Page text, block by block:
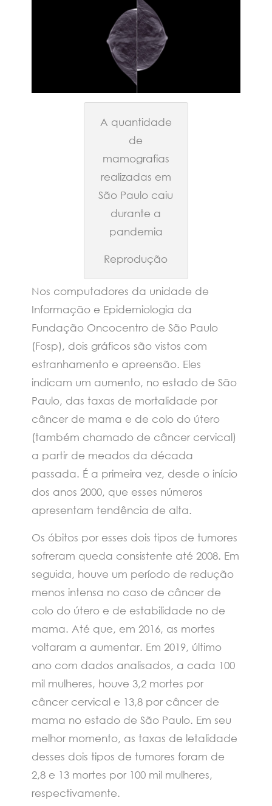
A quantidade
de
mamografias
realizadas em
São Paulo caiu
durante a
pandemia
Reprodução
Nos computadores da unidade de
Informação e Epidemiologia da
Fundação Oncocentro de São Paulo
(Fosp), dois gráficos são vistos com
estranhamento e apreensão. Eles
indicam um aumento, no estado de São
Paulo, das taxas de mortalidade por
câncer de mama e de colo do útero
(também chamado de câncer cervical)
a partir de meados da década
passada. É a primeira vez, desde o início
dos anos 2000, que esses números
apresentam tendência de alta.
Os óbitos por esses dois tipos de tumores
sofreram queda consistente até 2008. Em
seguida, houve um período de redução
menos intensa no caso de câncer de
colo do útero e de estabilidade no de
mama. Até que, em 2016, as mortes
voltaram a aumentar. Em 2019, último
ano com dados analisados, a cada 100
mil mulheres, houve 3,2 mortes por
câncer cervical e 13,8 por câncer de
mama no estado de São Paulo. Em seu
melhor momento, as taxas de letalidade
desses dois tipos de tumores foram de
2,8 e 13 mortes por 100 mil mulheres,
respectivamente.